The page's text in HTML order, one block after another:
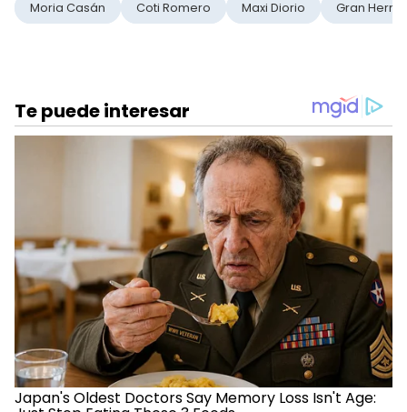
Moria Casán Coti Romero Maxi Diorio Gran